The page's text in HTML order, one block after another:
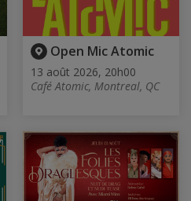
Open Mic Atomic
13 août 2026, 20h00
Café Atomic, Montreal, QC